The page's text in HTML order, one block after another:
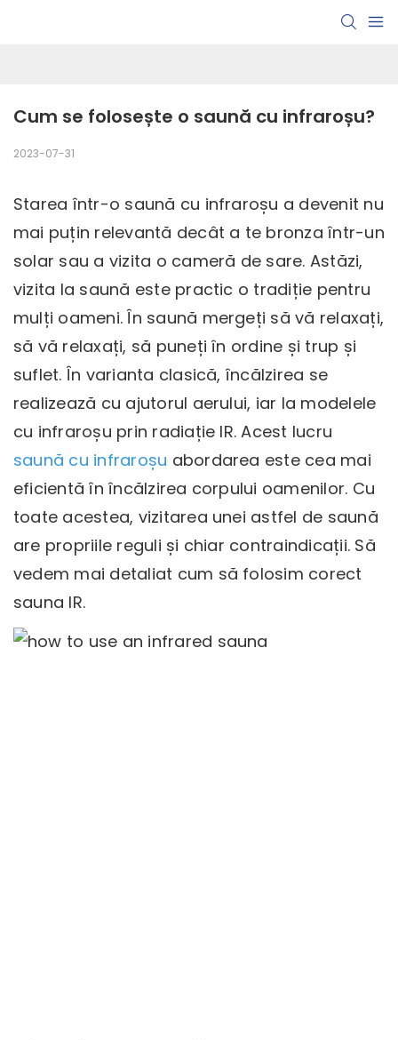
Cum se folosește o saună cu infraroșu?
2023-07-31
Starea într-o saună cu infraroșu a devenit nu
mai puțin relevantă decât a te bronza într-un
solar sau a vizita o cameră de sare. Astăzi,
vizita la saună este practic o tradiție pentru
mulți oameni. În saună mergeți să vă relaxați,
să vă relaxați, să puneți în ordine și trup și
suflet. În varianta clasică, încălzirea se
realizează cu ajutorul aerului, iar la modelele
cu infraroșu prin radiație IR. Acest lucru
saună cu infraroșu abordarea este cea mai
eficientă în încălzirea corpului oamenilor. Cu
toate acestea, vizitarea unei astfel de saună
are propriile reguli și chiar contraindicații. Să
vedem mai detaliat cum să folosim corect
sauna IR.